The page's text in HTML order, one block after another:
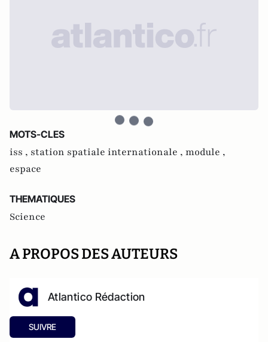
MOTS-CLES
iss , station spatiale internationale , module ,
espace
THEMATIQUES
Science
A PROPOS DES AUTEURS
Atlantico Rédaction
SUIVRE